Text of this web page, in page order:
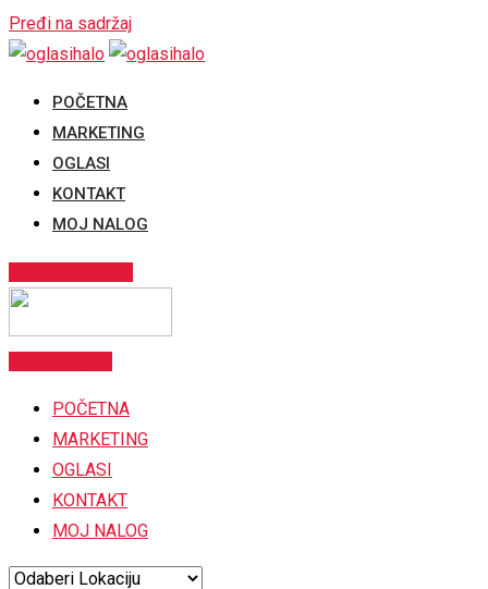
Pređi na sadržaj
POČETNA
MARKETING
OGLASI
KONTAKT
MOJ NALOG
POČETNA
MARKETING
OGLASI
KONTAKT
MOJ NALOG